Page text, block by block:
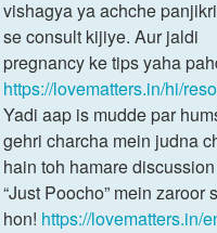
meri
shadi
ko
8
minth
ho
by
razia
aap
is
bare
mein
vishagya ya achche
se consult kijiye. Aur jaldi
pregnancy ke tips yaha
https://lovematters.in/hi/
Yadi aap is mudde par
gehri charcha mein judna
hain toh hamare
“Just Poocho” mein zaroor
hon! https://lovematters.in/